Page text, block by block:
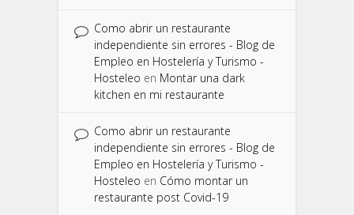
Como abrir un restaurante
independiente sin errores - Blog de
Empleo en Hostelería y Turismo -
Hosteleo en Montar una dark
kitchen en mi restaurante
Como abrir un restaurante
independiente sin errores - Blog de
Empleo en Hostelería y Turismo -
Hosteleo en Cómo montar un
restaurante post Covid-19